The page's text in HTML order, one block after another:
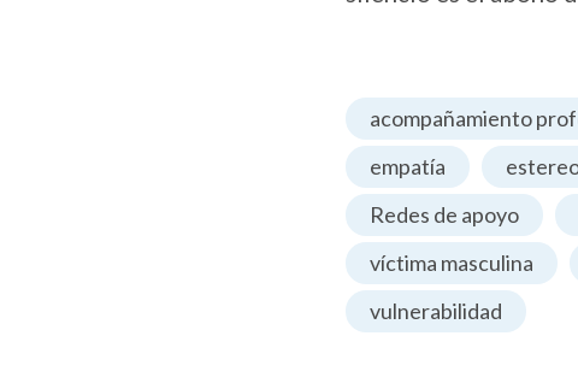
acompañamiento
empatía
Redes de apoyo
víctima masculina
vulnerabilidad